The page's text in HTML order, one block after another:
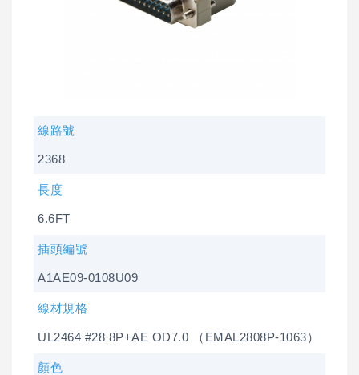
線路號
2368
長度
6.6FT
插頭編號
A1AE09-0108U09
線材規格
UL2464 #28 8P+AE OD7.0 （EMAL2808P-1063）
顏色